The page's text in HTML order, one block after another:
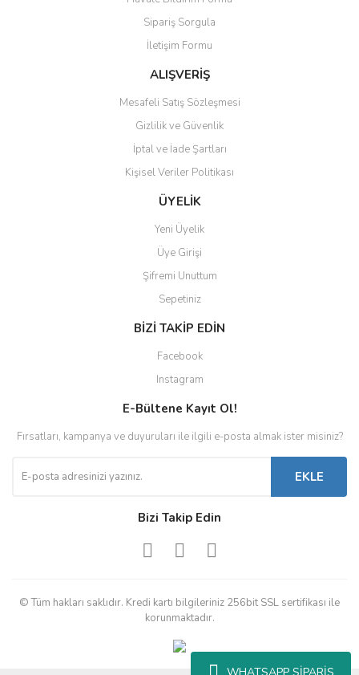
WHATSAPP SİPARİŞ
Sipariş Sorgula
İletişim Formu
ALIŞVERİŞ
Mesafeli Satış Sözleşmesi
Gizlilik ve Güvenlik
İptal ve İade Şartları
Kişisel Veriler Politikası
ÜYELİK
Yeni Üyelik
Üye Girişi
Şifremi Unuttum
Sepetiniz
BİZİ TAKİP EDİN
Facebook
Instagram
E-Bültene Kayıt Ol!
Fırsatları, kampanya ve duyuruları ile ilgili e-posta almak ister misiniz?
EKLE
Bizi Takip Edin
© Tüm hakları saklıdır. Kredi kartı bilgileriniz 256bit SSL sertifikası ile
korunmaktadır.